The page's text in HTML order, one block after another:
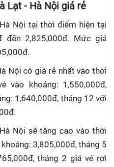
Lạt - Hà Nội giá rẻ
Nội tại thời điểm hiện tại
đến 2,825,000đ. Mức giá
Nội có giá rẻ nhất vào thời
vào khoảng: 1,550,000đ,
1,640,000đ, tháng 12 với
Nội sẽ tăng cao vào thời
3,805,000đ, tháng 5
tháng 2 giá vé rơi